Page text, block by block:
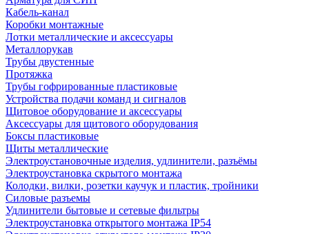
Кабель-канал
Коробки монтажные
Лотки металлические и аксессуары
Металлорукав
Трубы двустенные
Протяжка
Трубы гофрированные пластиковые
Устройства подачи команд и сигналов
Щитовое оборудование и аксессуары
Аксессуары для щитового оборудования
Боксы пластиковые
Щиты металлические
Электроустановочные изделия, удлинители, разъёмы
Электроустановка скрытого монтажа
Колодки, вилки, розетки каучук и пластик, тройники
Силовые разъемы
Удлинители бытовые и сетевые фильтры
Электроустановка открытого монтажа IP54